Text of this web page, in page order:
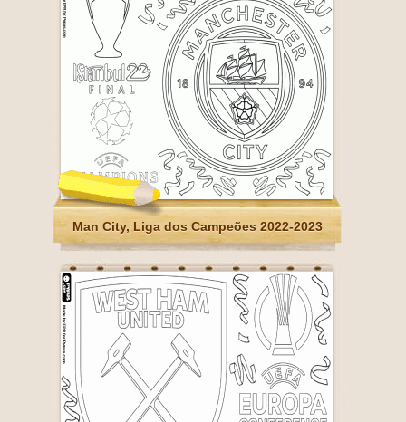
Man City, Liga dos Campeões 2022-2023